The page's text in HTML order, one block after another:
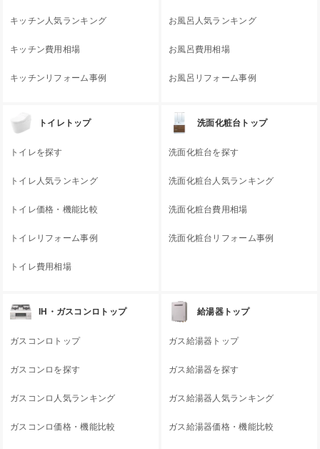
キッチン人気ランキング
キッチン費用相場
キッチンリフォーム事例
お風呂人気ランキング
お風呂費用相場
お風呂リフォーム事例
トイレトップ
トイレを探す
トイレ人気ランキング
トイレ価格・機能比較
トイレリフォーム事例
トイレ費用相場
洗面化粧台トップ
洗面化粧台を探す
洗面化粧台人気ランキング
洗面化粧台費用相場
洗面化粧台リフォーム事例
IH・ガスコンロトップ
ガスコンロトップ
ガスコンロを探す
ガスコンロ人気ランキング
ガスコンロ価格・機能比較
給湯器トップ
ガス給湯器トップ
ガス給湯器を探す
ガス給湯器人気ランキング
ガス給湯器価格・機能比較